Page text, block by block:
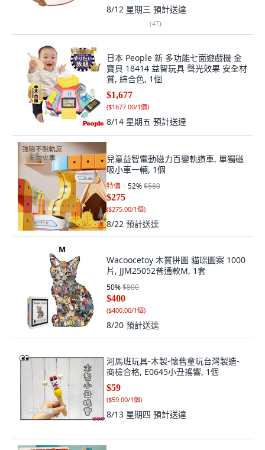
8/12 星期三 預計送達
(47)
日本 People 新 多功能七面遊戲機 金
寶貝 18414 益智玩具 聲光效果 安全材
質, 綜合色, 1個
$1,677
($1677.00/1個)
8/14 星期五 預計送達
兒童益智電動磁力百變軌道車, 單獨磁
吸小車一輛, 1個
特價 52%$580
$275
($275.00/1個)
8/22 預計送達
Wacoocetoy 木質拼圖 貓咪圖案 1000
片, JJM25052普通款M, 1套
50%$800
$400
($400.00/1個)
8/20 預計送達
河馬班玩具-木製-懷舊童玩台灣製造-
商檢合格, E0645小丑搖響, 1個
$59
($59.00/1個)
8/13 星期四 預計送達